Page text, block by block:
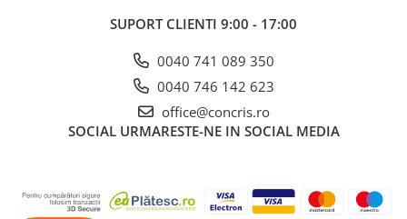
SUPORT CLIENTI 9:00 - 17:00
0040 741 089 350
0040 746 142 623
office@concris.ro
SOCIAL URMARESTE-NE IN SOCIAL MEDIA